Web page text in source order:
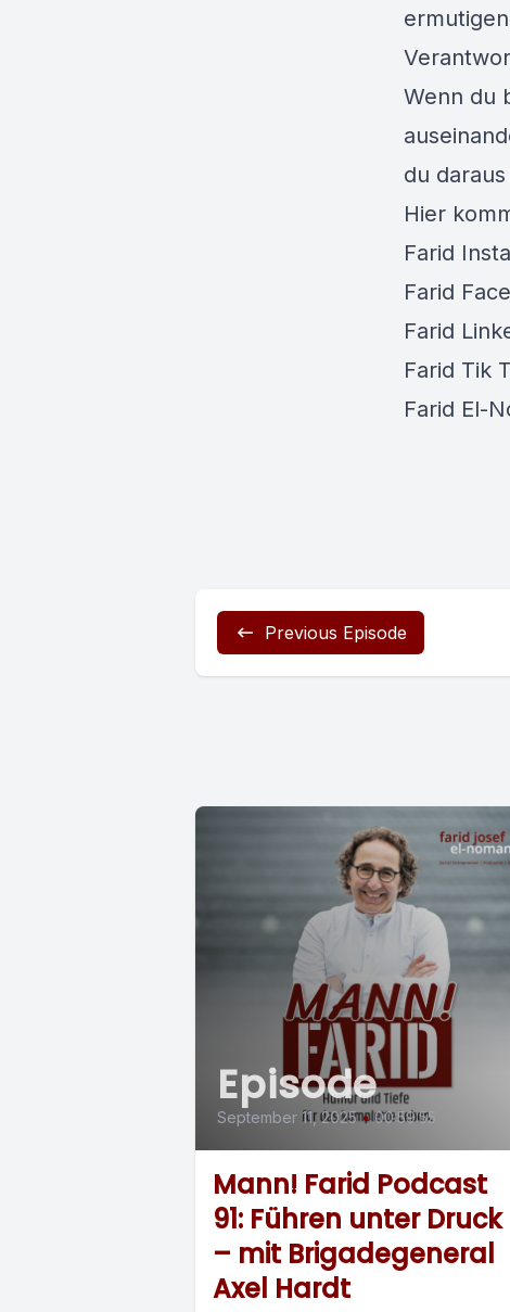
Wenn du
du
Hier
Farid
Farid
Farid
Farid Tik
Farid El-
Previous Episode
Episode
September 11, 2025 • 00:59:55
Mann! Farid Podcast
91: Führen unter Druck
– mit Brigadegeneral
Axel Hardt